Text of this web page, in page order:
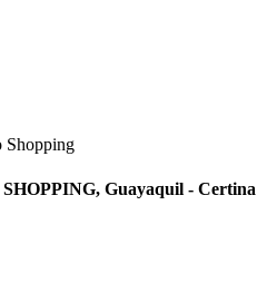
Shopping
Guayaquil - Certina